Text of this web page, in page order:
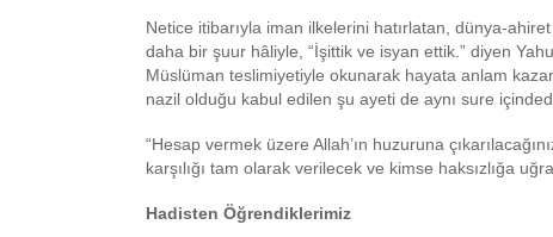
Netice itibarıyla iman ilkelerini hatırlatan, dünya-
daha bir şuur hâliyle, “İşittik ve isyan ettik.” diyen
Müslüman teslimiyetiyle okunarak hayata anlam
nazil olduğu kabul edilen şu ayeti de aynı sure
“Hesap vermek üzere Allah’ın huzuruna
karşılığı tam olarak verilecek ve kimse haksızlığa
Hadisten Öğrendiklerimiz